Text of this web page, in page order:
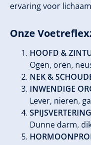
ervaring voor
Onze
HOOFD &
Ogen, oren,
NEK &
INWENDIGE
Lever, nieren,
Dunne darm,